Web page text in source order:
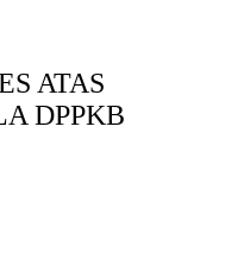
ATAS
DPPKB